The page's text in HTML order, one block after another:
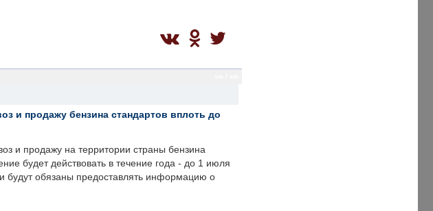
и продажу бензина стандартов вплоть до
и продажу на территории страны бензина
будет действовать в течение года - до 1 июля
будут обязаны предоставлять информацию о